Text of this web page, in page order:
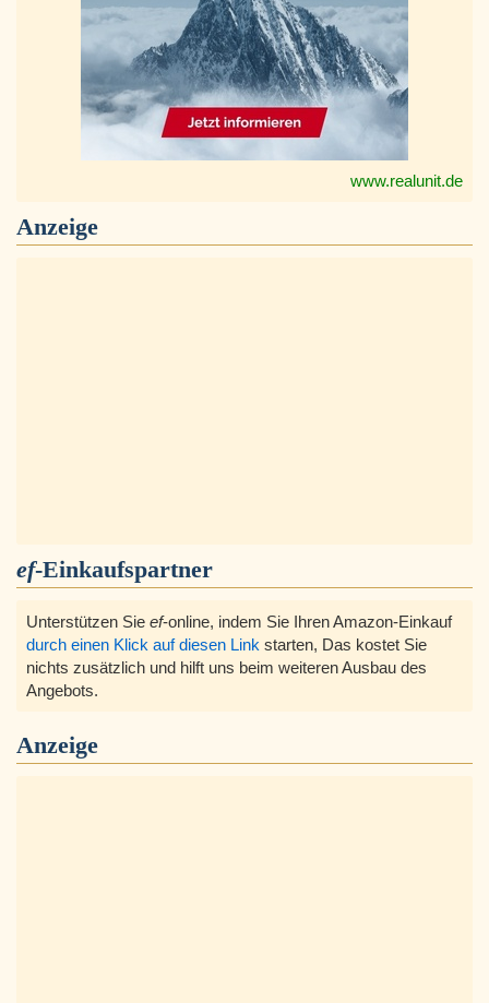
www.realunit.de
Anzeige
ef-Einkaufspartner
Unterstützen Sie ef-online, indem Sie Ihren Amazon-Einkauf
durch einen Klick auf diesen Link starten, Das kostet Sie
nichts zusätzlich und hilft uns beim weiteren Ausbau des
Angebots.
Anzeige